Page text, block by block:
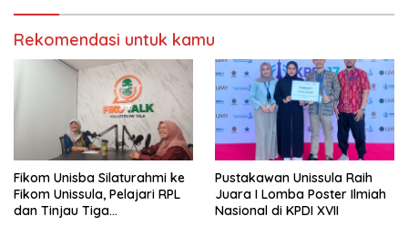
Rekomendasi untuk kamu
Fikom Unisba Silaturahmi ke
Fikom Unissula, Pelajari RPL
dan Tinjau Tiga
Pustakawan Unissula Raih
Juara I Lomba Poster Ilmiah
Nasional di KPDI XVII